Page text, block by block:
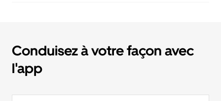
Conduisez à votre façon avec
l'app